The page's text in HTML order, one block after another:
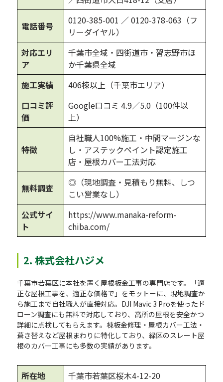
電話番号 0120-385-001 ／ 0120-378-063（フ
リーダイヤル）
対応エリ
ア
千葉市全域・四街道市・習志野市ほ
か千葉県全域
施工実績
406棟以上（千葉市エリア）
口コミ評
価
Google口コミ 4.9／5.0（100件以
上）
特徴
自社職人100%施工・中間マージンな
し・アステックペイント認定施工
店・屋根カバー工法対応
無料調査
◎（現地調査・見積もり無料、しつ
こい営業なし）
公式サイ
ト
https://www.manaka-reform-
chiba.com/
2. 株式会社ハジメ
千葉市若葉区に本社を置く屋根板金工事の専門店です。「適
正な屋根工事を、適正な価格で」をモットーに、現地調査か
ら施工まで自社職人が直接対応。DJI Mavic 3 Proを使ったド
ローン調査にも無料で対応しており、高所の屋根を安全かつ
詳細に点検してもらえます。棟板金修理・屋根カバー工法・
葺き替えなど屋根まわりに特化しており、緑区のスレート屋
根のカバー工事にも多数の実績があります。
所在地
千葉市若葉区桜木4-12-20